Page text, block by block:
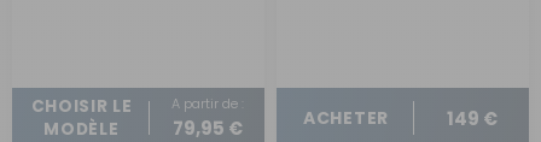
CHOISIR LE
MODÈLE
A partir de :
79,95 € ACHETER 149 €